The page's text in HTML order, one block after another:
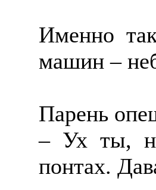
Именно
машин –
Парень
– Ух ты,
понтах.